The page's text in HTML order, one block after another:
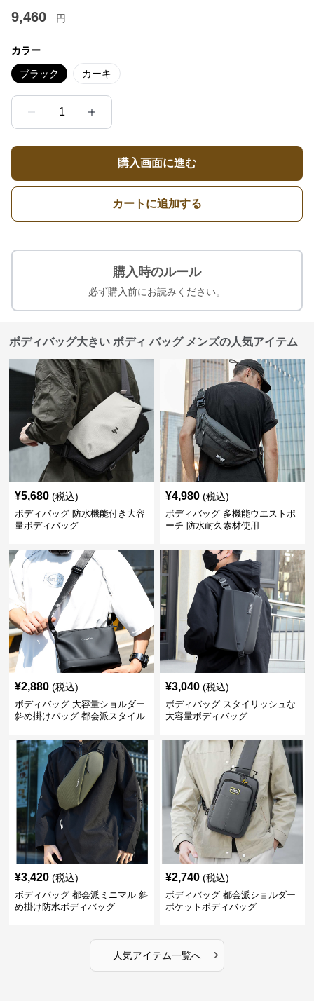
9,460 円
カラー
ブラック カーキ
1
購入画面に進む
カートに追加する
購入時のルール
必ず購入前にお読みください。
ボディバッグ大きい ボディ バッグ メンズの人気アイテム
¥5,680 (税込)
ボディバッグ 防水機能付き大容
量ボディバッグ
¥4,980 (税込)
ボディバッグ 多機能ウエストポ
ーチ 防水耐久素材使用
¥2,880 (税込)
ボディバッグ 大容量ショルダー
斜め掛けバッグ 都会派スタイル
¥3,040 (税込)
ボディバッグ スタイリッシュな
大容量ボディバッグ
¥3,420 (税込)
ボディバッグ 都会派ミニマル 斜
め掛け防水ボディバッグ
¥2,740 (税込)
ボディバッグ 都会派ショルダー
ポケットボディバッグ
人気アイテム一覧へ ›